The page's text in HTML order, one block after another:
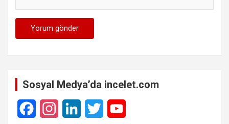
Sosyal Medya’da incelet.com